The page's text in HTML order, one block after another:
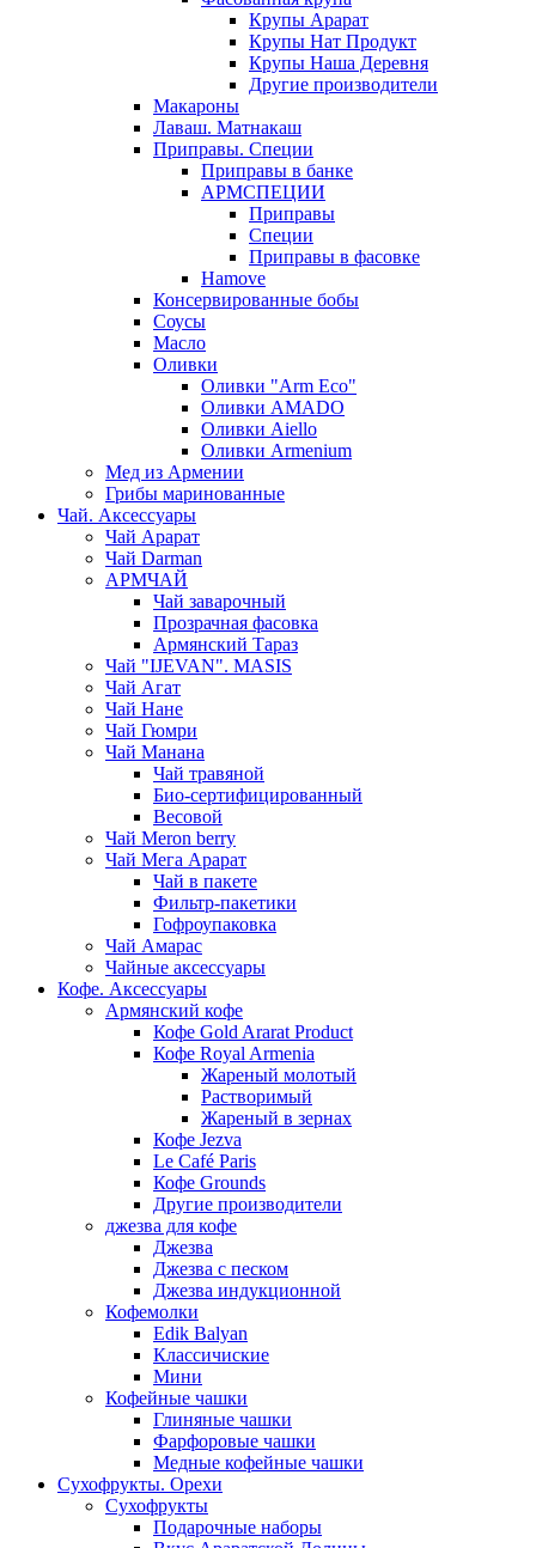
Крупы Арарат
Крупы Нат Продукт
Крупы Наша Деревня
Другие производители
Макароны
Лаваш. Матнакаш
Приправы. Специи
Приправы в банке
АРМСПЕЦИИ
Приправы
Специи
Приправы в фасовке
Hamove
Консервированные бобы
Соусы
Масло
Оливки
Оливки "Arm Eco"
Оливки AMADO
Оливки Aiello
Оливки Armenium
Мед из Армении
Грибы маринованные
Чай. Аксессуары
Чай Арарат
Чай Darman
АРМЧАЙ
Чай заварочный
Прозрачная фасовка
Армянский Тараз
Чай "IJEVAN". MASIS
Чай Агат
Чай Нане
Чай Гюмри
Чай Манана
Чай травяной
Био-сертифицированный
Весовой
Чай Meron berry
Чай Мега Арарат
Чай в пакете
Фильтр-пакетики
Гофроупаковка
Чай Амарас
Чайные аксессуары
Кофе. Аксессуары
Армянский кофе
Кофе Gold Ararat Product
Кофе Royal Armenia
Жареный молотый
Растворимый
Жареный в зернах
Кофе Jezva
Le Café Paris
Кофе Grounds
Другие производители
джезва для кофе
Джезва
Джезва с песком
Джезва индукционной
Кофемолки
Edik Balyan
Классичиские
Мини
Кофейные чашки
Глиняные чашки
Фарфоровые чашки
Медные кофейные чашки
Сухофрукты. Орехи
Сухофрукты
Подарочные наборы